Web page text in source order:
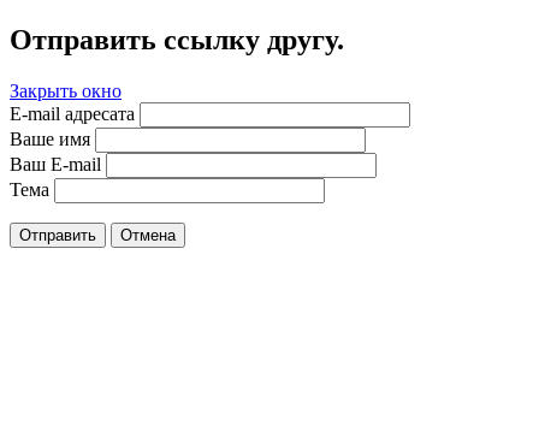
Отправить ссылку другу.
Закрыть окно
E-mail адресата
Ваше имя
Ваш E-mail
Тема
Отправить Отмена